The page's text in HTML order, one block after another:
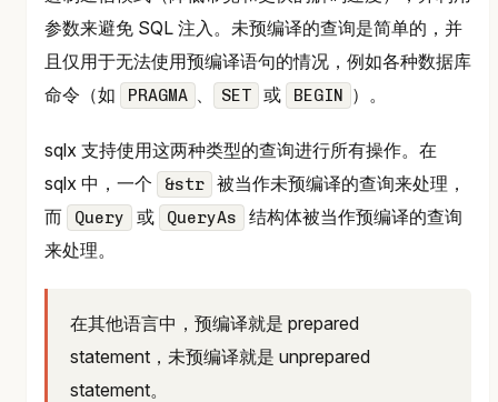
参数来避免 SQL 注入。未预编译的查询是简单的，并
且仅用于无法使用预编译语句的情况，例如各种数据库
命令（如
PRAGMA 、 SET 或 BEGIN ）。
sqlx 支持使用这两种类型的查询进行所有操作。在
sqlx 中，一个
&str
被当作未预编译的查询来处理，
而
Query 或 QueryAs
结构体被当作预编译的查询
来处理。
在其他语言中，预编译就是 prepared
statement，未预编译就是 unprepared
statement。